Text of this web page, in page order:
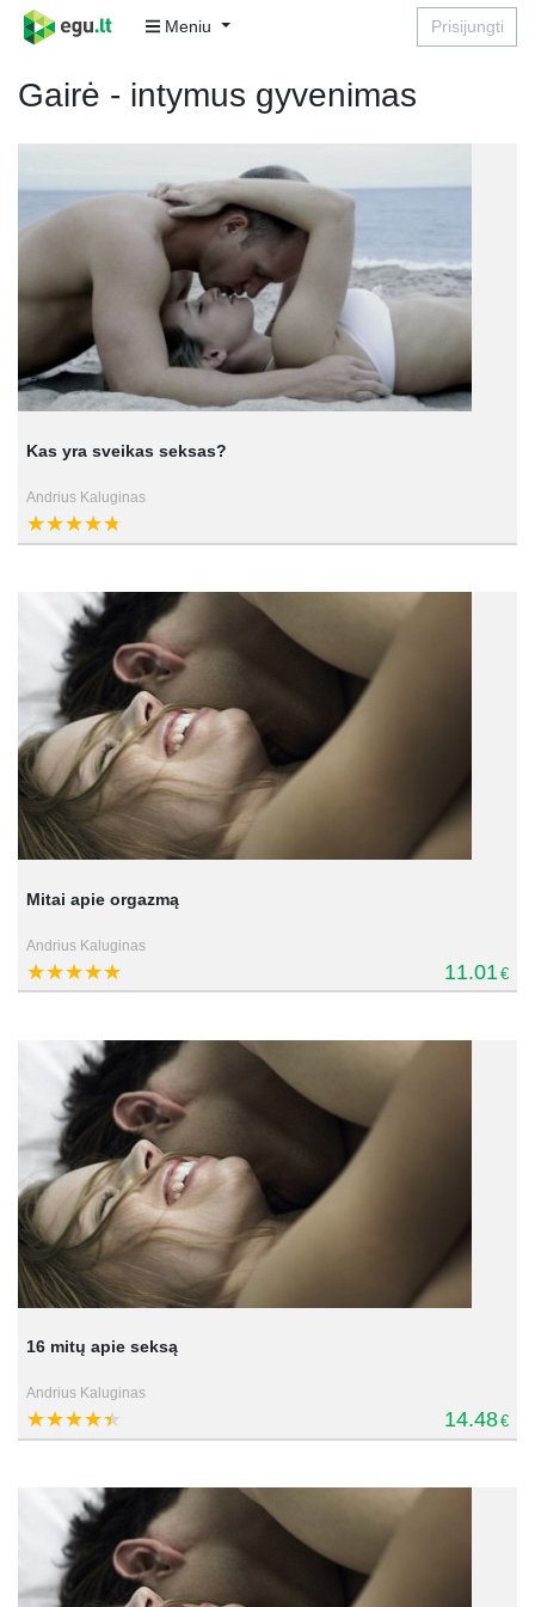
Meniu Prisijungti
Gairė - intymus gyvenimas
Kas yra sveikas seksas?
Andrius Kaluginas
Mitai apie orgazmą
Andrius Kaluginas
11.01 €
16 mitų apie seksą
Andrius Kaluginas
14.48€